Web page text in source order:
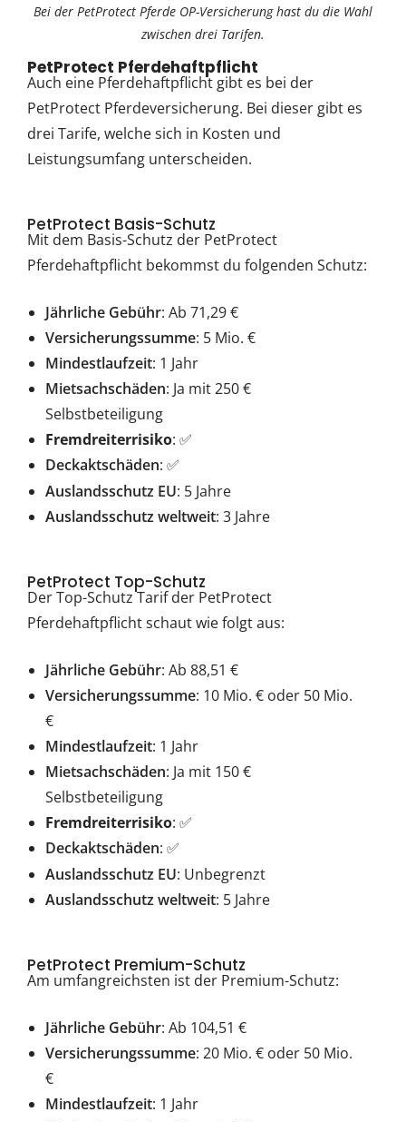
Bei der PetProtect Pferde OP-Versicherung hast du die Wahl
zwischen drei Tarifen.
PetProtect Pferdehaftpflicht
Auch eine Pferdehaftpflicht gibt es bei der
PetProtect Pferdeversicherung. Bei dieser gibt es
drei Tarife, welche sich in Kosten und
Leistungsumfang unterscheiden.
PetProtect Basis-Schutz
Mit dem Basis-Schutz der PetProtect
Pferdehaftpflicht bekommst du folgenden Schutz:
Jährliche Gebühr: Ab 71,29 €
Versicherungssumme: 5 Mio. €
Mindestlaufzeit: 1 Jahr
Mietsachschäden: Ja mit 250 €
Selbstbeteiligung
Fremdreiterrisiko: ✅
Deckaktschäden: ✅
Auslandsschutz EU: 5 Jahre
Auslandsschutz weltweit: 3 Jahre
PetProtect Top-Schutz
Der Top-Schutz Tarif der PetProtect
Pferdehaftpflicht schaut wie folgt aus:
Jährliche Gebühr: Ab 88,51 €
Versicherungssumme: 10 Mio. € oder 50 Mio.
€
Mindestlaufzeit: 1 Jahr
Mietsachschäden: Ja mit 150 €
Selbstbeteiligung
Fremdreiterrisiko: ✅
Deckaktschäden: ✅
Auslandsschutz EU: Unbegrenzt
Auslandsschutz weltweit: 5 Jahre
PetProtect Premium-Schutz
Am umfangreichsten ist der Premium-Schutz:
Jährliche Gebühr: Ab 104,51 €
Versicherungssumme: 20 Mio. € oder 50 Mio.
€
Mindestlaufzeit: 1 Jahr